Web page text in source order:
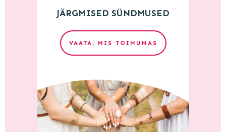
JÄRGMISED SÜNDMUSED
VAATA, MIS TOIMUMAS